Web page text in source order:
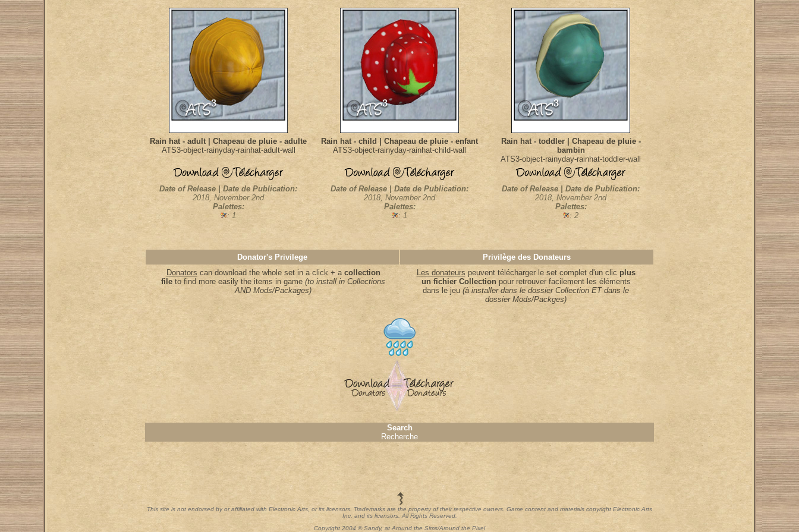
Rain hat - adult | Chapeau de pluie - adulte
ATS3-object-rainyday-rainhat-adult-wall
Rain hat - child | Chapeau de pluie - enfant
ATS3-object-rainyday-rainhat-child-wall
Rain hat - toddler | Chapeau de pluie -
bambin
ATS3-object-rainyday-rainhat-toddler-wall
Date of Release | Date de Publication:
2018, November 2nd
Palettes:
: 1
Date of Release | Date de Publication:
2018, November 2nd
Palettes:
: 1
Date of Release | Date de Publication:
2018, November 2nd
Palettes:
: 2
Donator's Privilege
Privilège des Donateurs
Donators can download the whole set in a click + a collection
file to find more easily the items in game (to install in Collections
AND Mods/Packages)
Les donateurs peuvent télécharger le set complet d'un clic plus
un fichier Collectionpour retrouver facilement les éléments
dans le jeu (à installer dans le dossier Collection ET dans le
dossier Mods/Packges)
Search
Recherche
This site is not endorsed by or affiliated with Electronic Arts, or its licensors. Trademarks are the property of their respective owners. Game content and materials copyright Electronic Arts
Inc. and its licensors. All Rights Reserved.
Copyright 2004 © Sandy, at Around the Sims/Around the Pixel